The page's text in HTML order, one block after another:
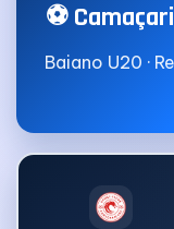
⚽
Baiano U20 ·